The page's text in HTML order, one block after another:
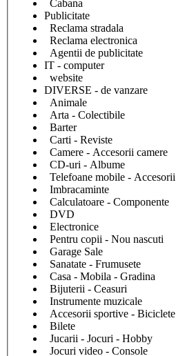
Cabana
Publicitate
Reclama stradala
Reclama electronica
Agentii de publicitate
IT - computer
website
DIVERSE - de vanzare
Animale
Arta - Colectibile
Barter
Carti - Reviste
Camere - Accesorii camere
CD-uri - Albume
Telefoane mobile - Accesorii
Imbracaminte
Calculatoare - Componente
DVD
Electronice
Pentru copii - Nou nascuti
Garage Sale
Sanatate - Frumusete
Casa - Mobila - Gradina
Bijuterii - Ceasuri
Instrumente muzicale
Accesorii sportive - Biciclete
Bilete
Jucarii - Jocuri - Hobby
Jocuri video - Console